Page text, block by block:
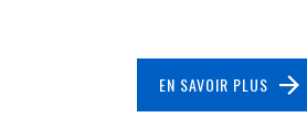
EN SAVOIR PLUS